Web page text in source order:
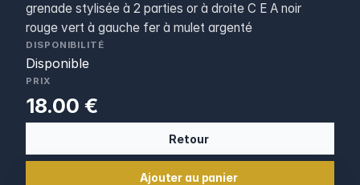
grenade stylisée à 2 parties or à droite C E A noir
rouge vert à gauche fer à mulet argenté
DISPONIBILITÉ
Disponible
PRIX
18.00 €
Retour
Ajouter au panier